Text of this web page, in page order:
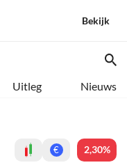
Bekijk
Uitleg Nieuws
€ 2,30%